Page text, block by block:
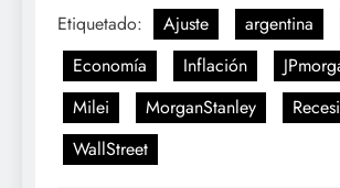
Etiquetado: Ajuste argentina
Economía
Inflación
Milei
MorganStanley
WallStreet